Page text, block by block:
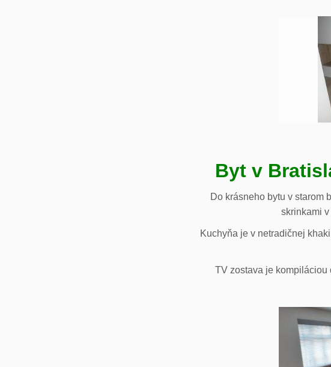
Byt v
Do krásneho bytu v starom
skrinkami
Kuchyňa je v netradičnej
TV zostava je kompiláciou